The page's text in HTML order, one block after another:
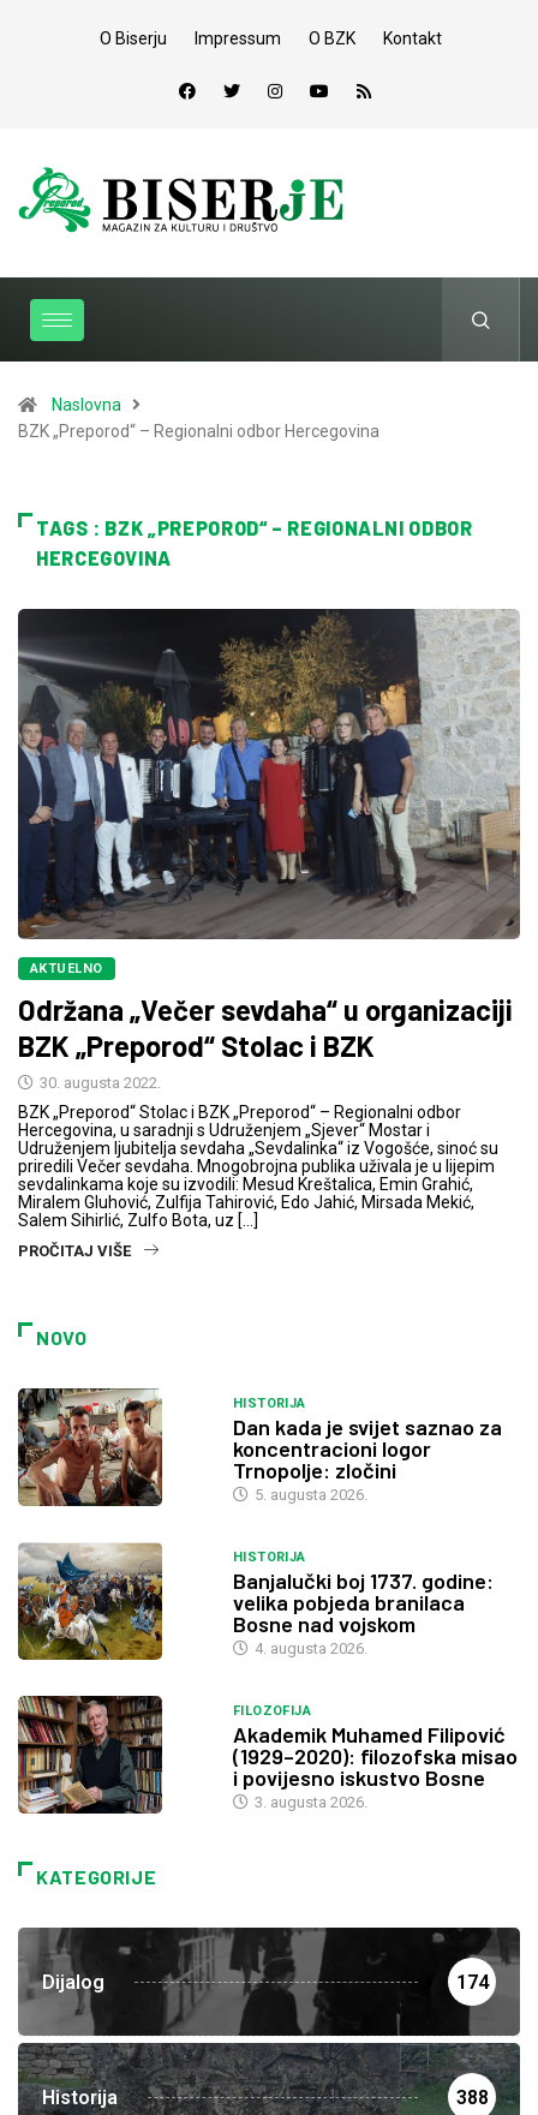
O Biserju Impressum O BZK Kontakt
Naslovna
BZK „Preporod“ – Regionalni odbor Hercegovina
TAGS : BZK „PREPOROD“ – REGIONALNI ODBOR
HERCEGOVINA
AKTUELNO
Održana „Večer sevdaha“ u organizaciji
BZK „Preporod“ Stolac i BZK
30. augusta 2022.
BZK „Preporod“ Stolac i BZK „Preporod“ – Regionalni odbor
Hercegovina, u saradnji s Udruženjem „Sjever“ Mostar i
Udruženjem ljubitelja sevdaha „Sevdalinka“ iz Vogošće, sinoć su
priredili Večer sevdaha. Mnogobrojna publika uživala je u lijepim
sevdalinkama koje su izvodili: Mesud Kreštalica, Emin Grahić,
Miralem Gluhović, Zulfija Tahirović, Edo Jahić, Mirsada Mekić,
Salem Sihirlić, Zulfo Bota, uz […]
PROČITAJ VIŠE
NOVO
HISTORIJA
Dan kada je svijet saznao za
koncentracioni logor
Trnopolje: zločini
5. augusta 2026.
HISTORIJA
Banjalučki boj 1737. godine:
velika pobjeda branilaca
Bosne nad vojskom
4. augusta 2026.
FILOZOFIJA
Akademik Muhamed Filipović
(1929–2020): filozofska misao
i povijesno iskustvo Bosne
3. augusta 2026.
KATEGORIJE
Dijalog 174
Historija 388